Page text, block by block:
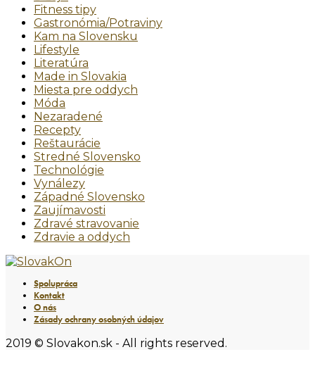
Fitness tipy
Gastronómia/Potraviny
Kam na Slovensku
Lifestyle
Literatúra
Made in Slovakia
Miesta pre oddych
Móda
Nezaradené
Recepty
Reštaurácie
Stredné Slovensko
Technológie
Vynálezy
Západné Slovensko
Zaujímavosti
Zdravé stravovanie
Zdravie a oddych
Spolupráca
Kontakt
O nás
Zásady ochrany osobných údajov
2019 © Slovakon.sk - All rights reserved.